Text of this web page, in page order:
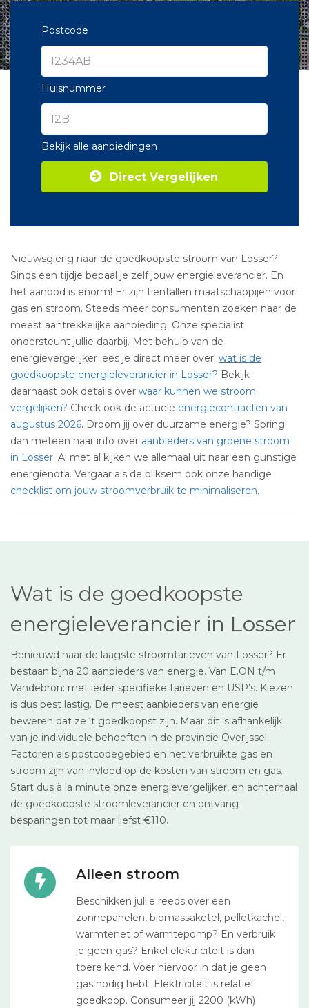
Postcode
Huisnummer
Bekijk alle aanbiedingen
Direct Vergelijken
Nieuwsgierig naar de goedkoopste stroom van Losser?
Sinds een tijdje bepaal je zelf jouw energieleverancier. En
het aanbod is enorm! Er zijn tientallen maatschappijen voor
gas en stroom. Steeds meer consumenten zoeken naar de
meest aantrekkelijke aanbieding. Onze specialist
ondersteunt jullie daarbij. Met behulp van de
energievergelijker lees je direct meer over: wat is de
goedkoopste energieleverancier in Losser? Bekijk
daarnaast ook details over waar kunnen we stroom
vergelijken? Check ook de actuele energiecontracten van
augustus 2026. Droom jij over duurzame energie? Spring
dan meteen naar info over aanbieders van groene stroom
in Losser. Al met al kijken we allemaal uit naar een gunstige
energienota. Vergaar als de bliksem ook onze handige
checklist om jouw stroomverbruik te minimaliseren.
Wat is de goedkoopste
energieleverancier in Losser
Benieuwd naar de laagste stroomtarieven van Losser? Er
bestaan bijna 20 aanbieders van energie. Van E.ON t/m
Vandebron: met ieder specifieke tarieven en USP’s. Kiezen
is dus best lastig. De meest aanbieders van energie
beweren dat ze ‘t goedkoopst zijn. Maar dit is afhankelijk
van je individuele behoeften in de provincie Overijssel.
Factoren als postcodegebied en het verbruikte gas en
stroom zijn van invloed op de kosten van stroom en gas.
Start dus à la minute onze energievergelijker, en achterhaal
de goedkoopste stroomleverancier en ontvang
besparingen tot maar liefst €110.
Alleen stroom
Beschikken jullie reeds over een
zonnepanelen, biomassaketel, pelletkachel,
warmtenet of warmtepomp? En verbruik
je geen gas? Enkel elektriciteit is dan
toereikend. Voer hiervoor in dat je geen
gas nodig hebt. Elektriciteit is relatief
goedkoop. Consumeer jij 2200 (kWh)